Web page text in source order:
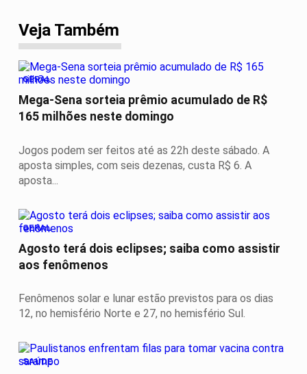
Veja Também
GERAL
Mega-Sena sorteia prêmio acumulado de R$
165 milhões neste domingo
Jogos podem ser feitos até as 22h deste sábado. A
aposta simples, com seis dezenas, custa R$ 6. A
aposta...
GERAL
Agosto terá dois eclipses; saiba como assistir
aos fenômenos
Fenômenos solar e lunar estão previstos para os dias
12, no hemisfério Norte e 27, no hemisfério Sul.
SAÚDE